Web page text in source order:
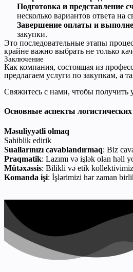
Подготовка и представление
несколько вариантов ответа на
Завершение оплаты и
закупки.
Это последовательные этапы
крайне важно выбрать не только
Заключение
Как компания, состоящая из
предлагаем услуги по закупкам, а
Свяжитесь с нами, чтобы получить
Основные аспекты логистических
Məsuliyyətli olmaq
Sahiblik edirik
Suallarınızı cavablandırmaq: Biz
Praqmatik: Lazımı və işlək olan həll
Mütəxəssis: Bilikli və etik
Komanda işi: İşlərimizi hər zaman